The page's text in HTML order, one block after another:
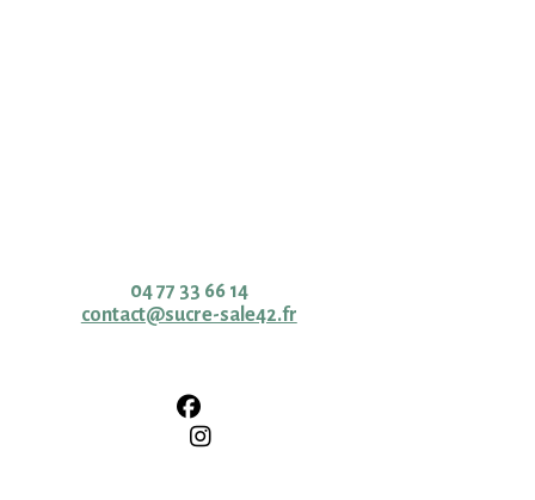
04 77 33 66 14
contact@sucre-sale42.fr